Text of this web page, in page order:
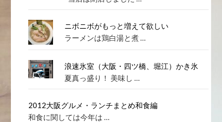
ニボニボがもっと増えて欲しい
ラーメンは鶏白湯と煮 …
浪速氷室（大阪・四ツ橋、堀江）かき氷
夏真っ盛り！ 美味し …
2012大阪グルメ・ランチまとめ和食編
和食に関しては今年は …